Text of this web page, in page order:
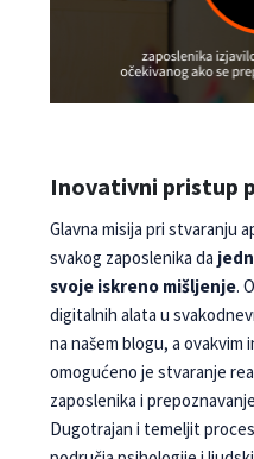
Inovativni pristup
Glavna misija pri stvaranju
svakog zaposlenika da
svoje iskreno mišljenje.
digitalnih alata u
na našem blogu, a
omogućeno je stvaranje
zaposlenika i
Dugotrajan i temeljit